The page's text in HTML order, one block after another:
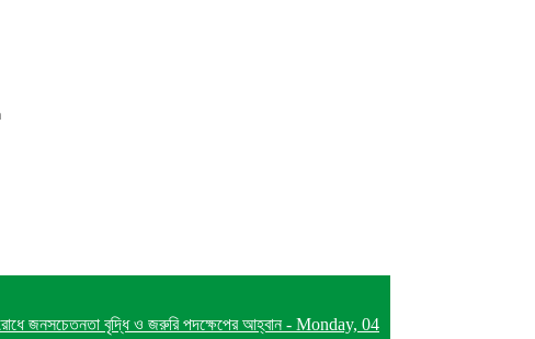
রোধে জনসচেতনতা বৃদ্ধি ও জরুরি পদক্ষেপের আহ্বান- Monday, 04